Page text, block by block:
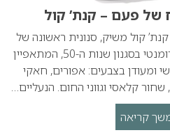
של פעם – קנת’ קול
קול משיק, סנונית ראשונה של
אביב, ליין נעלי נשים במראה רומנטי בסגנון שנות ה-50, המתאפיין
ומעודן בצבעים: אפורים, חאקי
קלאסי וגווני החום. הנעליים…
קריאה